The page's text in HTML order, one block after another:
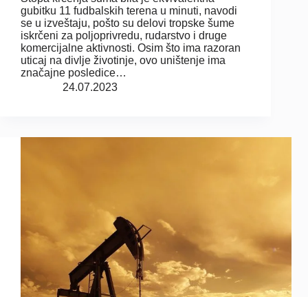
gubitku 11 fudbalskih terena u minuti, navodi
se u izveštaju, pošto su delovi tropske šume
iskrčeni za poljoprivredu, rudarstvo i druge
komercijalne aktivnosti. Osim što ima razoran
uticaj na divlje životinje, ovo uništenje ima
značajne posledice…
24.07.2023